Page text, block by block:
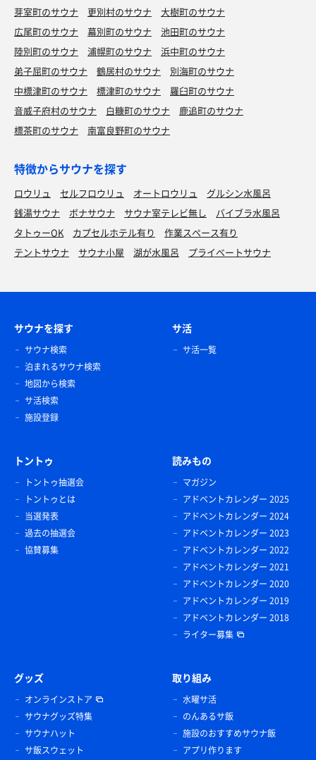
芽室町のサウナ
更別村のサウナ
大樹町のサウナ
広尾町のサウナ
幕別町のサウナ
池田町のサウナ
陸別町のサウナ
浦幌町のサウナ
浜中町のサウナ
弟子屈町のサウナ
鶴居村のサウナ
別海町のサウナ
中標津町のサウナ
標津町のサウナ
羅臼町のサウナ
音威子府村のサウナ
白糠町のサウナ
鹿追町のサウナ
標茶町のサウナ
南富良野町のサウナ
特徴からサウナを探す
ロウリュ セルフロウリュ オートロウリュ
グルシン水風呂
銭湯サウナ
ボナサウナ サウナ室テレビ無し
バイブラ水風呂
タトゥーOK
カプセルホテル有り
作業スペース有り
テントサウナ
サウナ小屋 湖が水風呂 プライベートサウナ
サウナを探す
サウナ検索
泊まれるサウナ検索
地図から検索
サ活検索
施設登録
サ活
サ活一覧
トントゥ
トントゥ抽選会
トントゥとは
当選発表
過去の抽選会
協賛募集
読みもの
マガジン
アドベントカレンダー 2025
アドベントカレンダー 2024
アドベントカレンダー 2023
アドベントカレンダー 2022
アドベントカレンダー 2021
アドベントカレンダー 2020
アドベントカレンダー 2019
アドベントカレンダー 2018
ライター募集
グッズ
オンラインストア
サウナグッズ特集
サウナハット
サ飯スウェット
取り組み
水曜サ活
のんあるサ飯
施設のおすすめサウナ飯
アプリ作ります